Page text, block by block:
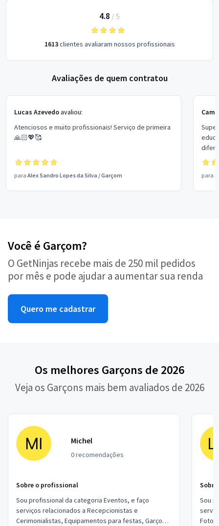
4.8 / 5
1613clientes avaliaram nossos profissionais
Avaliações de quem contratou
Lucas Azevedoavaliou:
Atenciosos e muito profissionais! Serviço de primeira
🙏🏻💖🥰
para Alex Sandro Lopes da Silva /Garçom para
Você é Garçom?
O GetNinjas recebe mais de 250 mil pedidos
por mês e pode ajudar a aumentar sua renda
Quero me cadastrar
Os melhores Garçons de 2026
Veja os Garçons mais bem avaliados de 2026
Michel
0 recomendações
Sobre o profissional
Sou profissional da categoria Eventos, e faço
serviços relacionados a Recepcionistas e
Cerimonialistas, Equipamentos para festas, Garçons
Sou